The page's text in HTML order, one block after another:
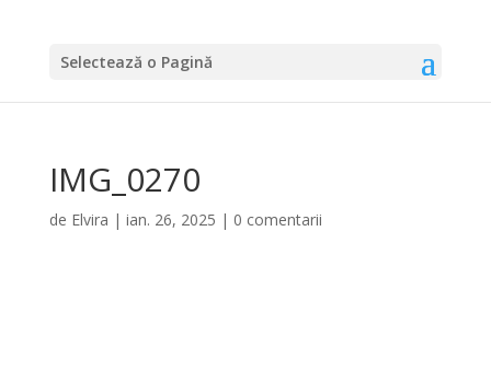
Selectează o Pagină
IMG_0270
de Elvira | ian. 26, 2025 | 0 comentarii